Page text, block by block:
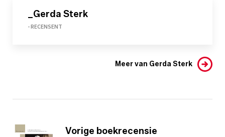
_Gerda Sterk
- RECENSENT
Meer van Gerda Sterk
Vorige boekrecensie